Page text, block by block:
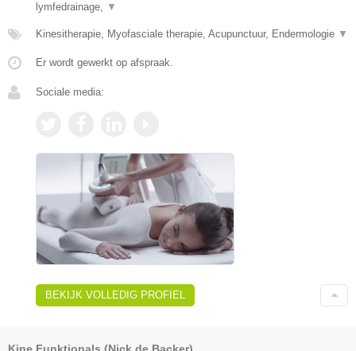
lymfedrainage, ▼
Kinesitherapie, Myofasciale therapie, Acupunctuur, Endermologie ▼
Er wordt gewerkt op afspraak.
Sociale media:
BEKIJK VOLLEDIG PROFIEL